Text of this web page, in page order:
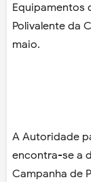
Equipamentos
Polivalente da
maio.
A Autoridade
encontra-se a
Campanha de